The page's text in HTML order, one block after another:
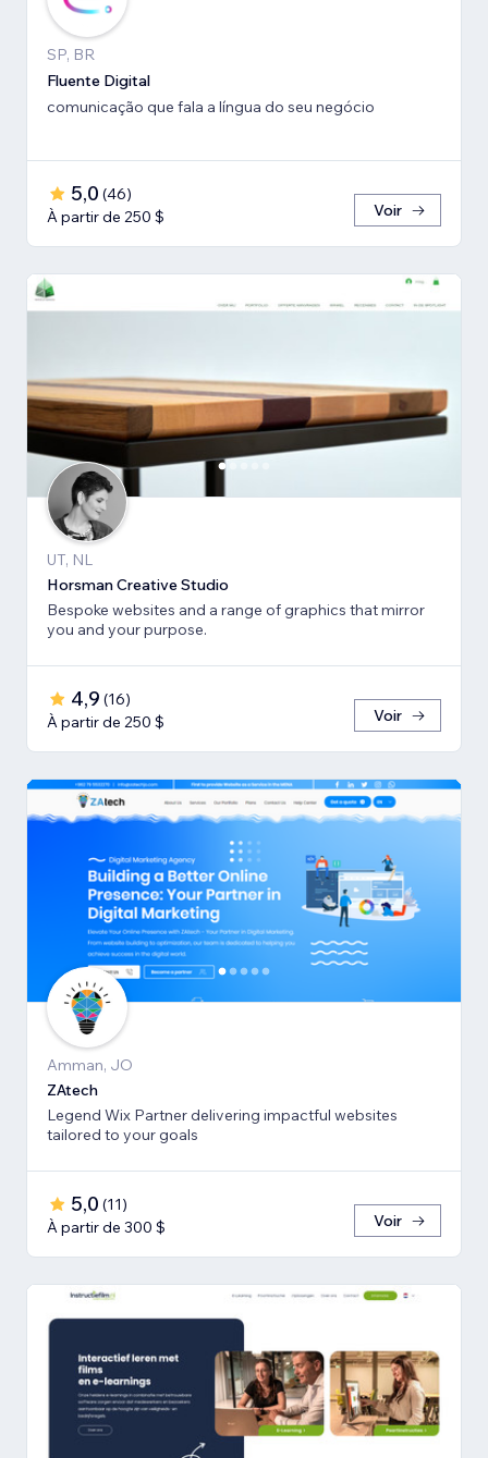
SP, BR
Fluente Digital
comunicação que fala a língua do seu negócio
5,0 (46)
À partir de 250 $
Voir
UT, NL
Horsman Creative Studio
Bespoke websites and a range of graphics that mirror
you and your purpose.
4,9 (16)
À partir de 250 $
Voir
Amman, JO
ZAtech
Legend Wix Partner delivering impactful websites
tailored to your goals
5,0 (11)
À partir de 300 $
Voir